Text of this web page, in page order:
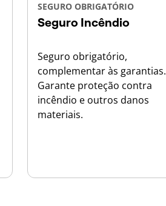
SEGURO OBRIGATÓRIO
Seguro Incêndio
Seguro obrigatório,
complementar às garantias.
Garante proteção contra
incêndio e outros danos
materiais.